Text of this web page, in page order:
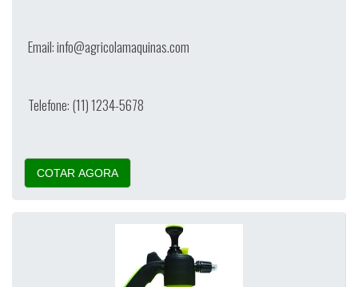
Email: info@agricolamaquinas.com
Telefone: (11) 1234-5678
COTAR AGORA